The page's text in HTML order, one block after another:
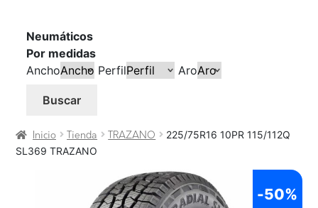
Neumáticos
Por medidas
Ancho
Perfil Aro
Buscar
Inicio Tienda TRAZANO
225/75R16 10PR 115/112Q
SL369 TRAZANO
-50%